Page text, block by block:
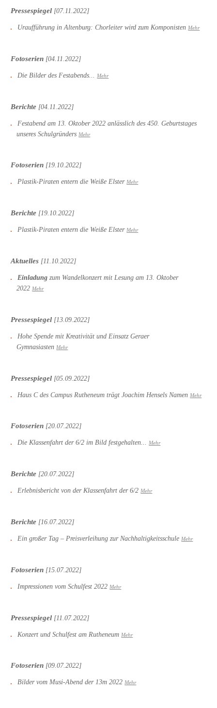
Pressespiegel [07.11.2022]
Uraufführung in Altenburg: Chorleiter wird zum Komponisten Mehr
Fotoserien [04.11.2022]
Die Bilder des Festabends... Mehr
Berichte [04.11.2022]
Festabend am 13. Oktober 2022 anlässlich des 450. Geburtstages
unseres Schulgründers Mehr
Fotoserien [19.10.2022]
Plastik-Piraten entern die Weiße Elster Mehr
Berichte [19.10.2022]
Plastik-Piraten entern die Weiße Elster Mehr
Aktuelles [11.10.2022]
Einladung zum Wandelkonzert mit Lesung am 13. Oktober
2022 Mehr
Pressespiegel [13.09.2022]
Hohe Spende mit Kreativität und Einsatz Geraer
Gymnasiasten Mehr
Pressespiegel [05.09.2022]
Haus C des Campus Rutheneum trägt Joachim Hensels Namen Mehr
Fotoserien [20.07.2022]
Die Klassenfahrt der 6/2 im Bild festgehalten... Mehr
Berichte [20.07.2022]
Erlebnisbericht von der Klassenfahrt der 6/2 Mehr
Berichte [16.07.2022]
Ein großer Tag – Preisverleihung zur Nachhaltigkeitsschule Mehr
Fotoserien [15.07.2022]
Impressionen vom Schulfest 2022 Mehr
Pressespiegel [11.07.2022]
Konzert und Schulfest am Rutheneum Mehr
Fotoserien [09.07.2022]
Bilder vom Musi-Abend der 13m 2022 Mehr